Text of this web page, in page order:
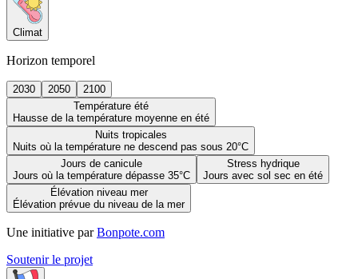
Climat
Horizon temporel
2030 2050
2100
Température été
Hausse de la température moyenne en été
Nuits tropicales
Nuits où la température ne descend pas sous 20°C
Jours de canicule
Jours où la température dépasse 35°C
Stress hydrique
Jours avec sol sec en été
Élévation niveau mer
Élévation prévue du niveau de la mer
Une initiative par Bonpote.com
Soutenir le projet